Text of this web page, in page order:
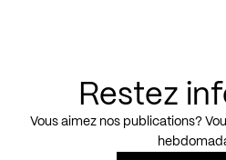
Restez
Vous aimez nos publications?